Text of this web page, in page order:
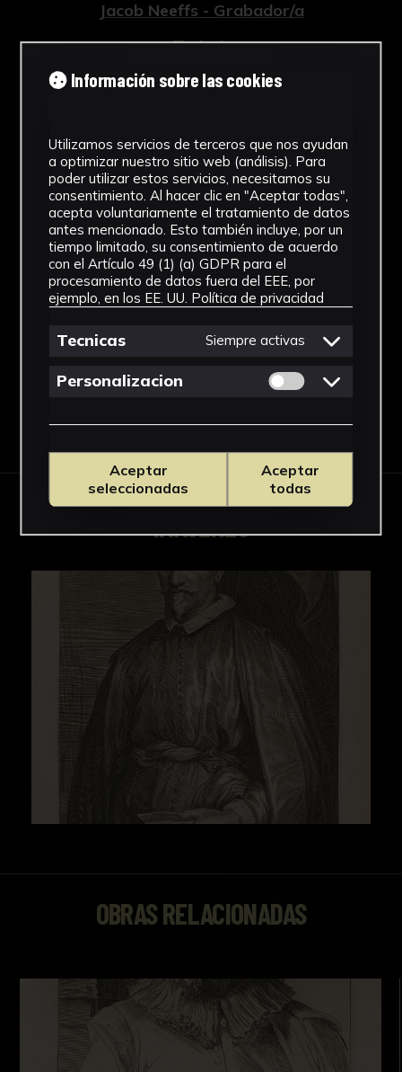
Jacob Neeffs - Grabador/a
Tipología
Grabados
1759
Estilo
Barroco
Técnica
Grabado a buril
Descargar Ficha
IMÁGENES
OBRAS RELACIONADAS
Información sobre las cookies
Utilizamos servicios de terceros que nos ayudan
a optimizar nuestro sitio web (análisis). Para
poder utilizar estos servicios, necesitamos su
consentimiento. Al hacer clic en "Aceptar todas",
acepta voluntariamente el tratamiento de datos
antes mencionado. Esto también incluye, por un
tiempo limitado, su consentimiento de acuerdo
con el Artículo 49 (1) (a) GDPR para el
procesamiento de datos fuera del EEE, por
ejemplo, en los EE. UU. Política de privacidad
Tecnicas Siempre activas
Personalizacion Permitir cookies
Aceptar
seleccionadas
Aceptar
todas